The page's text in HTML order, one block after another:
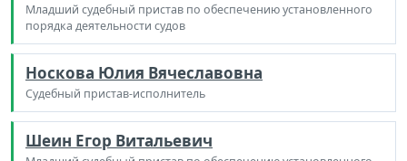
Младший судебный пристав по обеспечению установленного
порядка деятельности судов
Носкова Юлия Вячеславовна
Судебный пристав-исполнитель
Шеин Егор Витальевич